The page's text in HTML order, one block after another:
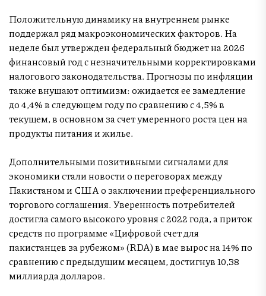
Положительную динамику на внутреннем рынке
поддержал ряд макроэкономических факторов. На
неделе был утвержден федеральный бюджет на 2026
финансовый год с незначительными корректировками
налогового законодательства. Прогнозы по инфляции
также внушают оптимизм: ожидается ее замедление
до 4,4% в следующем году по сравнению с 4,5% в
текущем, в основном за счет умеренного роста цен на
продукты питания и жилье.
Дополнительными позитивными сигналами для
экономики стали новости о переговорах между
Пакистаном и США о заключении преференциального
торгового соглашения. Уверенность потребителей
достигла самого высокого уровня с 2022 года, а приток
средств по программе «Цифровой счет для
пакистанцев за рубежом» (RDA) в мае вырос на 14% по
сравнению с предыдущим месяцем, достигнув 10,38
миллиарда долларов.